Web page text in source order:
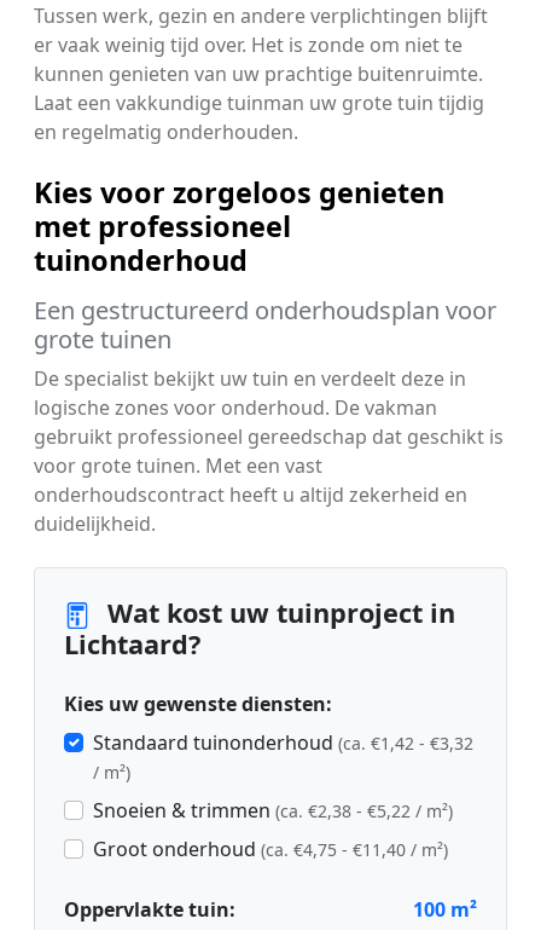
Tussen werk, gezin en andere verplichtingen blijft
er vaak weinig tijd over. Het is zonde om niet te
kunnen genieten van uw prachtige buitenruimte.
Laat een vakkundige tuinman uw grote tuin tijdig
en regelmatig onderhouden.
Kies voor zorgeloos genieten
met professioneel
tuinonderhoud
Een gestructureerd onderhoudsplan voor
grote tuinen
De specialist bekijkt uw tuin en verdeelt deze in
logische zones voor onderhoud. De vakman
gebruikt professioneel gereedschap dat geschikt is
voor grote tuinen. Met een vast
onderhoudscontract heeft u altijd zekerheid en
duidelijkheid.
Wat kost uw tuinproject in
Lichtaard?
Kies uw gewenste diensten:
Standaard tuinonderhoud (ca. €1,42 - €3,32
/ m²)
Snoeien & trimmen (ca. €2,38 - €5,22 / m²)
Groot onderhoud (ca. €4,75 - €11,40 / m²)
Oppervlakte tuin: 100 m²